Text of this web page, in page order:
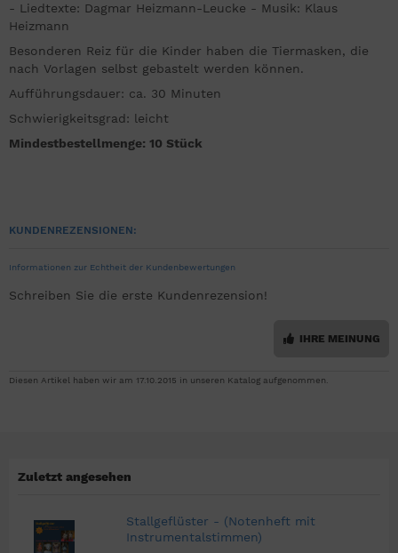
- Liedtexte: Dagmar Heizmann-Leucke - Musik: Klaus
Heizmann
Besonderen Reiz für die Kinder haben die Tiermasken, die
nach Vorlagen selbst gebastelt werden können.
Aufführungsdauer: ca. 30 Minuten
Schwierigkeitsgrad: leicht
Mindestbestellmenge: 10 Stück
KUNDENREZENSIONEN:
Informationen zur Echtheit der Kundenbewertungen
Schreiben Sie die erste Kundenrezension!
IHRE MEINUNG
Diesen Artikel haben wir am 17.10.2015 in unseren Katalog aufgenommen.
Zuletzt angesehen
Stallgeflüster - (Notenheft mit
Instrumentalstimmen)